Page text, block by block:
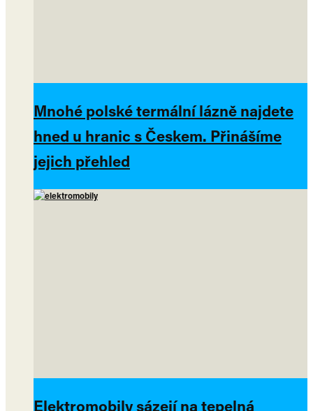
Mnohé polské termální lázně najdete
hned u hranic s Českem. Přinášíme
jejich přehled
Elektromobily sázejí na tepelná